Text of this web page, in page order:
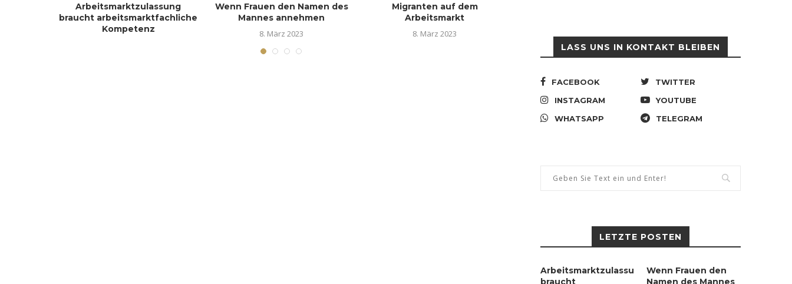
Arbeitsmarktzulassung
braucht arbeitsmarktfachliche
Kompetenz
Wenn Frauen den Namen des
Mannes annehmen
8. März 2023
Migranten auf dem
Arbeitsmarkt
8. März 2023
31. Mai 2021
LASS UNS IN KONTAKT BLEIBEN
FACEBOOK
TWITTER
INSTAGRAM
YOUTUBE
WHATSAPP
TELEGRAM
LETZTE POSTEN
Arbeitsmarktzulassung
braucht
Wenn Frauen den
Namen des Mannes